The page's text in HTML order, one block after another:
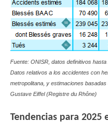
Fuente: ONISR, datos definitivos hasta
Datos relativos a los accidentes con
metropolitana, y estimaciones
Gustave Eiffel (Registre du Rhône)
Tendencias para 2025